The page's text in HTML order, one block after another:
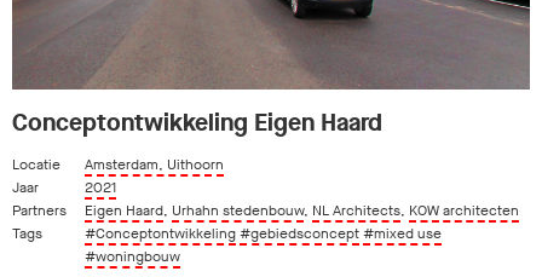
Conceptontwikkeling Eigen Haard
Locatie
Amsterdam, Uithoorn
Jaar
2021
Partners
Eigen Haard, Urhahn stedenbouw, NL Architects, KOW architecten
Tags
#Conceptontwikkeling#gebiedsconcept#mixed use
#woningbouw